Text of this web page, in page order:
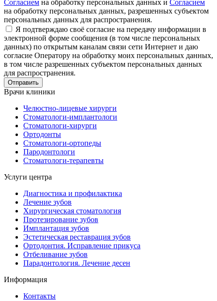
Согласием на обработку персональных данных и Согласием
на обработку персональных данных, разрешенных субъектом
персональных данных для распространения.
Я подтверждаю своё согласие на передачу информации в
электронной форме сообщения (в том числе персональных
данных) по открытым каналам связи сети Интернет и даю
согласие Оператору на обработку моих персональных данных,
в том числе разрешенных субъектом персональных данных
для распространения.
Врачи клиники
Челюстно-лицевые хирурги
Стоматологи-имплантологи
Стоматологи-хирурги
Ортодонты
Стоматологи-ортопеды
Пародонтологи
Стоматологи-терапевты
Услуги центра
Диагностика и профилактика
Лечение зубов
Хирургическая cтоматология
Протезирование зубов
Имплантация зубов
Эстетическая реставрация зубов
Ортодонтия. Исправление прикуса
Отбеливание зубов
Парадонтология. Лечение десен
Информация
Контакты